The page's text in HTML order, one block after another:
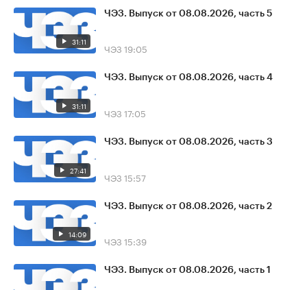
31:11
ЧЭЗ. Выпуск от 08.08.2026, часть 5
ЧЭЗ 19:05
31:11
ЧЭЗ. Выпуск от 08.08.2026, часть 4
ЧЭЗ 17:05
27:41
ЧЭЗ. Выпуск от 08.08.2026, часть 3
ЧЭЗ 15:57
14:09
ЧЭЗ. Выпуск от 08.08.2026, часть 2
ЧЭЗ 15:39
ЧЭЗ. Выпуск от 08.08.2026, часть 1